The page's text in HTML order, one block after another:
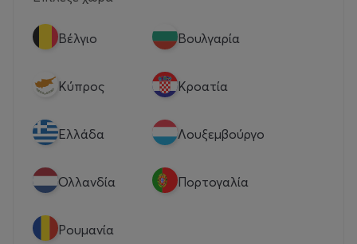
Βέλγιο Βουλγαρία
Κύπρος Κροατία
Eλλάδα Λουξεμβούργο
Ολλανδία Πορτογαλία
Ρουμανία